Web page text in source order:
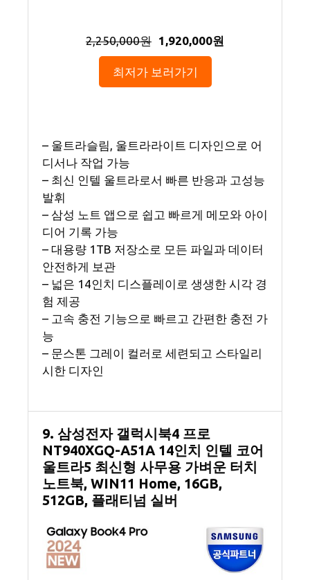
2,250,000원 1,920,000원
최저가 보러가기
– 울트라슬림, 울트라라이트 디자인으로 어
디서나 작업 가능
– 최신 인텔 울트라로서 빠른 반응과 고성능
발휘
– 삼성 노트 앱으로 쉽고 빠르게 메모와 아이
디어 기록 가능
– 대용량 1TB 저장소로 모든 파일과 데이터
안전하게 보관
– 넓은 14인치 디스플레이로 생생한 시각 경
험 제공
– 고속 충전 기능으로 빠르고 간편한 충전 가
능
– 문스톤 그레이 컬러로 세련되고 스타일리
시한 디자인
9. 삼성전자 갤럭시북4 프로
NT940XGQ-A51A 14인치 인텔 코어
울트라5 최신형 사무용 가벼운 터치
노트북, WIN11 Home, 16GB,
512GB, 플래티넘 실버